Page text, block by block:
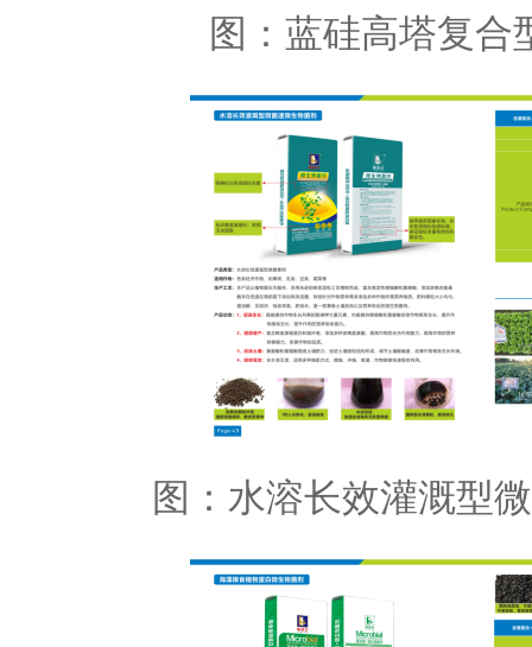
图：蓝硅高塔复合
图：水溶长效灌溉型